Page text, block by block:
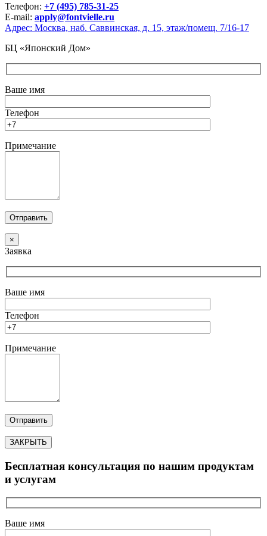
Телефон: +7 (495) 785-31-25
E-mail: apply@fontvielle.ru
Адрес: Москва, наб. Саввинская, д. 15, этаж/помещ. 7/16-17
БЦ «Японский Дом»
Ваше имя
Телефон
Примечание
×
Заявка
Ваше имя
Телефон
Примечание
ЗАКРЫТЬ
Бесплатная консультация по нашим продуктам
и услугам
Ваше имя